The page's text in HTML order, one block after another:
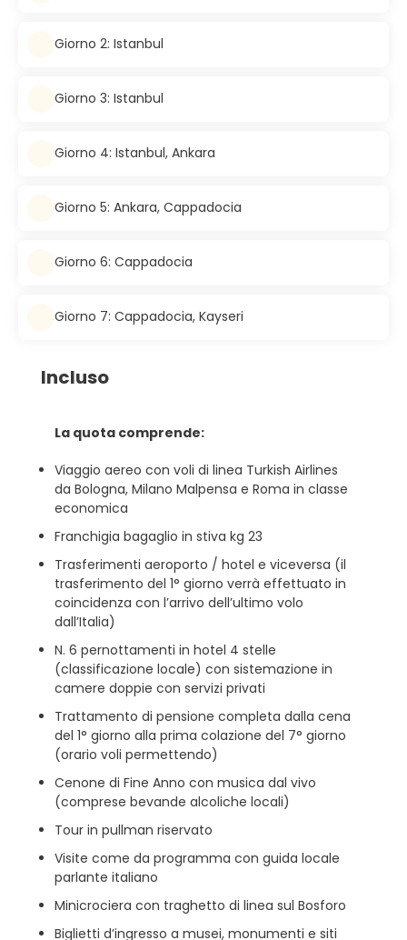
Giorno 2: Istanbul
Giorno 3: Istanbul
Giorno 4: Istanbul, Ankara
Giorno 5: Ankara, Cappadocia
Giorno 6: Cappadocia
Giorno 7: Cappadocia, Kayseri
Incluso
La quota comprende:
Viaggio aereo con voli di linea Turkish Airlines
da Bologna, Milano Malpensa e Roma in classe
economica
Franchigia bagaglio in stiva kg 23
Trasferimenti aeroporto / hotel e viceversa (il
trasferimento del 1° giorno verrà effettuato in
coincidenza con l’arrivo dell’ultimo volo
dall’Italia)
N. 6 pernottamenti in hotel 4 stelle
(classificazione locale) con sistemazione in
camere doppie con servizi privati
Trattamento di pensione completa dalla cena
del 1° giorno alla prima colazione del 7° giorno
(orario voli permettendo)
Cenone di Fine Anno con musica dal vivo
(comprese bevande alcoliche locali)
Tour in pullman riservato
Visite come da programma con guida locale
parlante italiano
Minicrociera con traghetto di linea sul Bosforo
Biglietti d’ingresso a musei, monumenti e siti